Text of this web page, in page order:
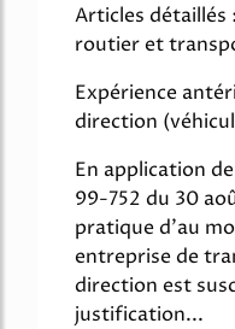
Articles
routier et
Expérience
direction
En application
99-752 du 30
pratique d'au
entreprise de
direction est
justification...